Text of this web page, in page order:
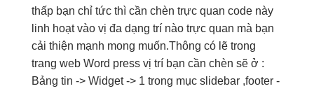
thấp bạn chỉ tức thì cần chèn trực quan code này
linh hoạtvào vị đa dạng trí nào trực quan mà bạn
cải thiện mạnh mong muốn.Thông có lẽ trong
trang web Word press vị trí bạn cần chèn sẽ ở :
Bảng tin -> Widget -> 1 trong mục slidebar ,footer -